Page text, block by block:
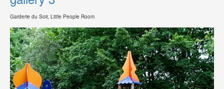
Garderie du Soir, Little People Room